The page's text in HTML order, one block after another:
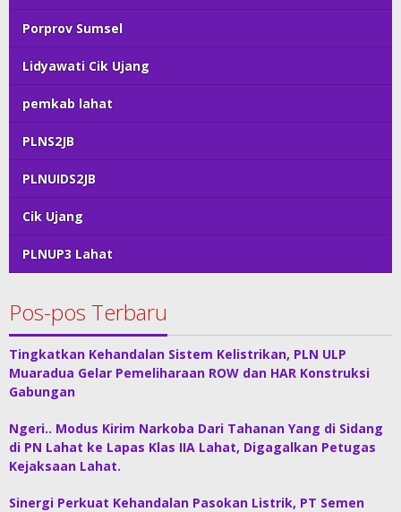
Porprov Sumsel
Lidyawati Cik Ujang
pemkab lahat
PLNS2JB
PLNUIDS2JB
Cik Ujang
PLNUP3 Lahat
Pos-pos Terbaru
Tingkatkan Kehandalan Sistem Kelistrikan, PLN ULP
Muaradua Gelar Pemeliharaan ROW dan HAR Konstruksi
Gabungan
Ngeri.. Modus Kirim Narkoba Dari Tahanan Yang di Sidang
di PN Lahat ke Lapas Klas IIA Lahat, Digagalkan Petugas
Kejaksaan Lahat.
Sinergi Perkuat Kehandalan Pasokan Listrik, PT Semen